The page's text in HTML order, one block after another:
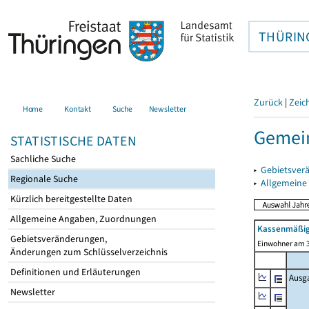
Home Kontakt Suche Newsletter
STATISTISCHE DATEN
Sachliche Suche
Regionale Suche
Kürzlich bereitgestellte Daten
Allgemeine Angaben, Zuordnungen
Gebietsveränderungen,
Änderungen zum Schlüsselverzeichnis
Definitionen und Erläuterungen
Newsletter
Zurück |
▸
▸
Einwohner am